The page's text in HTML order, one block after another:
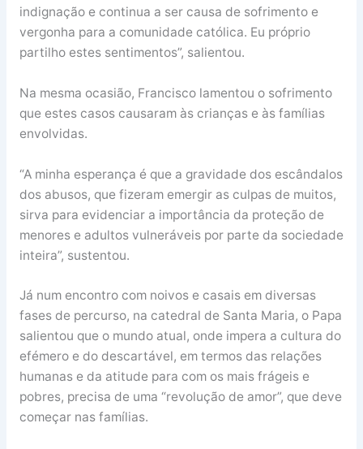
indignação e continua a ser causa de sofrimento e
vergonha para a comunidade católica. Eu próprio
partilho estes sentimentos”, salientou.
Na mesma ocasião, Francisco lamentou o sofrimento
que estes casos causaram às crianças e às famílias
envolvidas.
“A minha esperança é que a gravidade dos escândalos
dos abusos, que fizeram emergir as culpas de muitos,
sirva para evidenciar a importância da proteção de
menores e adultos vulneráveis por parte da sociedade
inteira”, sustentou.
Já num encontro com noivos e casais em diversas
fases de percurso, na catedral de Santa Maria, o Papa
salientou que o mundo atual, onde impera a cultura do
efémero e do descartável, em termos das relações
humanas e da atitude para com os mais frágeis e
pobres, precisa de uma “revolução de amor”, que deve
começar nas famílias.